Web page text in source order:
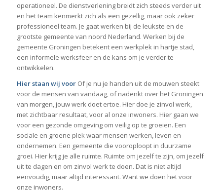
operationeel. De dienstverlening breidt zich steeds verder uit
en het team kenmerkt zich als een gezellig, maar ook zeker
professioneel team. Je gaat werken bij de leukste en de
grootste gemeente van noord Nederland. Werken bij de
gemeente Groningen betekent een werkplek in hartje stad,
een informele werksfeer en de kans om je verder te
ontwikkelen.
Hier staan wij voor Of je nu je handen uit de mouwen steekt
voor de mensen van vandaag, of nadenkt over het Groningen
van morgen, jouw werk doet ertoe. Hier doe je zinvol werk,
met zichtbaar resultaat, voor al onze inwoners. Hier gaan we
voor een gezonde omgeving om veilig op te groeien. Een
sociale en groene plek waar mensen werken, leven en
ondernemen. Een gemeente die vooroploopt in duurzame
groei. Hier krijg je alle ruimte. Ruimte om jezelf te zijn, om jezelf
uit te dagen en om zinvol werk te doen. Dat is niet altijd
eenvoudig, maar altijd interessant. Want we doen het voor
onze inwoners.